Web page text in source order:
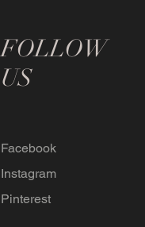
FOLLOW
US
Facebook
Instagram
Pinterest